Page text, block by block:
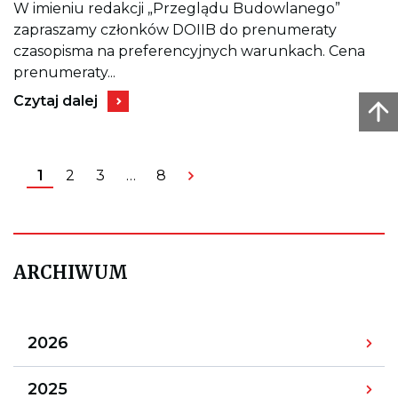
„PRZEGLĄDU
W
W imieniu redakcji „Przeglądu Budowlanego”
zapraszamy członków DOIIB do prenumeraty
czasopisma na preferencyjnych warunkach. Cena
prenumeraty...
Kieruje
do
BUDOWLANEGO”
Czytaj dalej
1 2 3 … 8
ARCHIWUM
Archiwum
wpisów
roku
2026,
2026
Archiwum
2025